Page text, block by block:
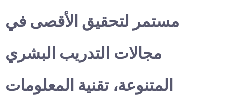
مستمر لتحقيق الأقصى في
مجالات التدريب البشري
المتنوعة، تقنية المعلومات